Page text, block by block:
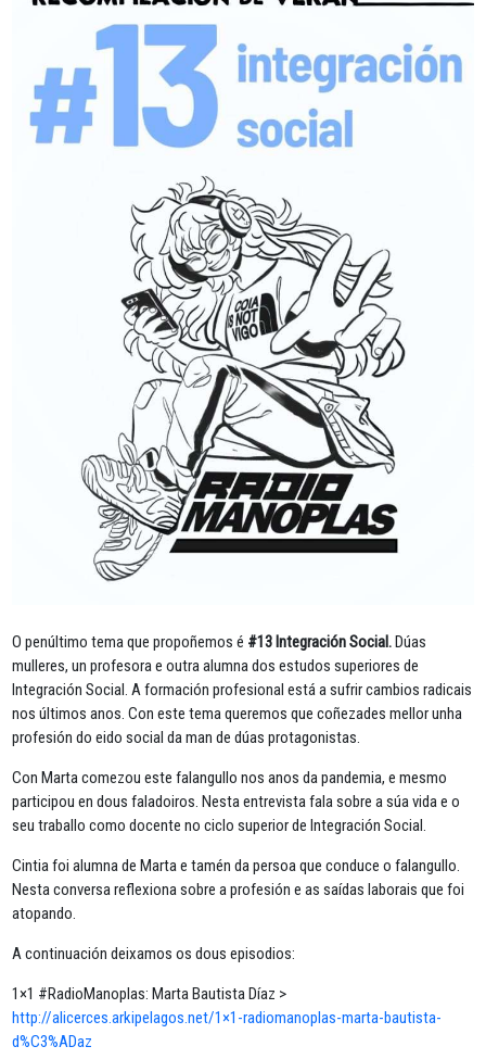
O penúltimo tema que propoñemos é #13 Integración Social.Dúas
mulleres, un profesora e outra alumna dos estudos superiores de
Integración Social. A formación profesional está a sufrir cambios radicais
nos últimos anos. Con este tema queremos que coñezades mellor unha
profesión do eido social da man de dúas protagonistas.
Con Marta comezou este falangullo nos anos da pandemia, e mesmo
participou en dous faladoiros. Nesta entrevista fala sobre a súa vida e o
seu traballo como docente no ciclo superior de Integración Social.
Cintia foi alumna de Marta e tamén da persoa que conduce o falangullo.
Nesta conversa reflexiona sobre a profesión e as saídas laborais que foi
atopando.
A continuación deixamos os dous episodios:
1×1 #RadioManoplas: Marta Bautista Díaz >
http://alicerces.arkipelagos.net/1×1-radiomanoplas-marta-bautista-
d%C3%ADaz